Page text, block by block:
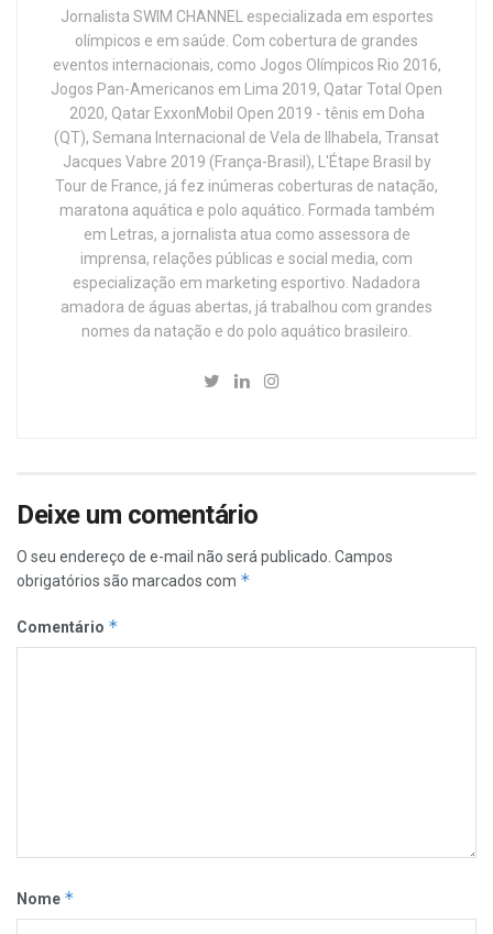
Jornalista SWIM CHANNEL especializada em esportes
olímpicos e em saúde. Com cobertura de grandes
eventos internacionais, como Jogos Olímpicos Rio 2016,
Jogos Pan-Americanos em Lima 2019, Qatar Total Open
2020, Qatar ExxonMobil Open 2019 - tênis em Doha
(QT), Semana Internacional de Vela de Ilhabela, Transat
Jacques Vabre 2019 (França-Brasil), L'Étape Brasil by
Tour de France, já fez inúmeras coberturas de natação,
maratona aquática e polo aquático. Formada também
em Letras, a jornalista atua como assessora de
imprensa, relações públicas e social media, com
especialização em marketing esportivo. Nadadora
amadora de águas abertas, já trabalhou com grandes
nomes da natação e do polo aquático brasileiro.
Deixe um comentário
O seu endereço de e-mail não será publicado. Campos
obrigatórios são marcados com *
Comentário *
Nome *